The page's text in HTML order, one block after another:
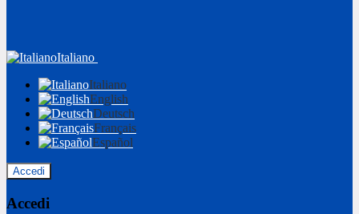
Italiano
Italiano
English
Deutsch
Français
Español
Accedi
Accedi